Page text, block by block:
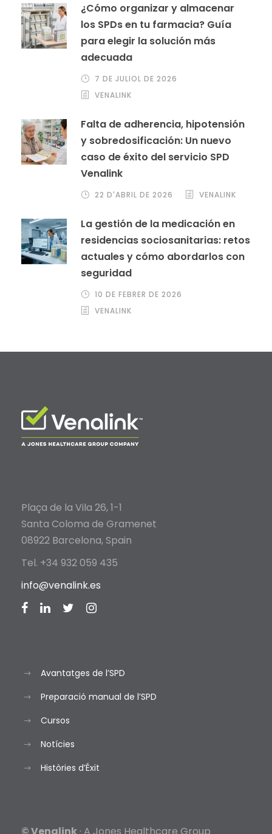
¿Cómo organizar y almacenar
los SPDs en tu farmacia? Guía
para elegir la solución más
adecuada
7 DE JULIOL DE 2026
VENALINK
Falta de adherencia, hipotensión
y sobredosificación: Un nuevo
caso de éxito del servicio SPD
Venalink
22 D'ABRIL DE 2026 VENALINK
La gestión de la medicación en
residencias sociosanitarias: retos
actuales y cómo abordarlos con
seguridad
10 DE FEBRER DE 2026
VENALINK
Plaça de la Vila 26, 1-1
Santa Coloma de Gramenet
08922 Barcelona, Spain
Tel. +34 932 059 435
info@venalink.es
Avantatges de l’SPD
Preparació manual de l’SPD
Cursos
Notícies
Històries d’Éxit